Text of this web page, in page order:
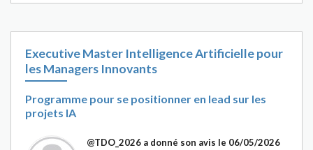
Executive Master Intelligence Artificielle pour
les Managers Innovants
Programme pour se positionner en lead sur les
projets IA
@TDO_2026 a donné son avis le 06/05/2026